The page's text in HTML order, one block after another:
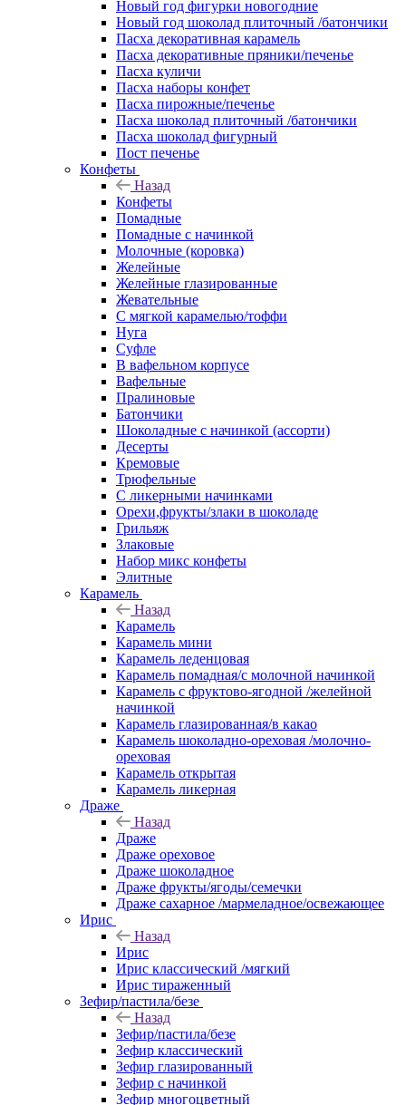
Новый год фигурки новогодние
Новый год шоколад плиточный /батончики
Пасха декоративная карамель
Пасха декоративные пряники/печенье
Пасха куличи
Пасха наборы конфет
Пасха пирожные/печенье
Пасха шоколад плиточный /батончики
Пасха шоколад фигурный
Пост печенье
Конфеты
Назад
Конфеты
Помадные
Помадные с начинкой
Молочные (коровка)
Желейные
Желейные глазированные
Жевательные
С мягкой карамелью/тоффи
Нуга
Суфле
В вафельном корпусе
Вафельные
Пралиновые
Батончики
Шоколадные с начинкой (ассорти)
Десерты
Кремовые
Трюфельные
С ликерными начинками
Орехи,фрукты/злаки в шоколаде
Грильяж
Злаковые
Набор микс конфеты
Элитные
Карамель
Назад
Карамель
Карамель мини
Карамель леденцовая
Карамель помадная/с молочной начинкой
Карамель с фруктово-ягодной /желейной
начинкой
Карамель глазированная/в какао
Карамель шоколадно-ореховая /молочно-
ореховая
Карамель открытая
Карамель ликерная
Драже
Назад
Драже
Драже ореховое
Драже шоколадное
Драже фрукты/ягоды/семечки
Драже сахарное /мармеладное/освежающее
Ирис
Назад
Ирис
Ирис классический /мягкий
Ирис тираженный
Зефир/пастила/безе
Назад
Зефир/пастила/безе
Зефир классический
Зефир глазированный
Зефир с начинкой
Зефир многоцветный